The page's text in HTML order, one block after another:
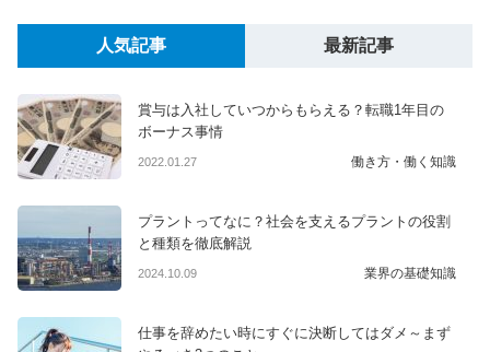
人気記事 最新記事
賞与は入社していつからもらえる？転職1年目の
ボーナス事情
2022.01.27 働き方・働く知識
プラントってなに？社会を支えるプラントの役割
と種類を徹底解説
2024.10.09 業界の基礎知識
仕事を辞めたい時にすぐに決断してはダメ～まず